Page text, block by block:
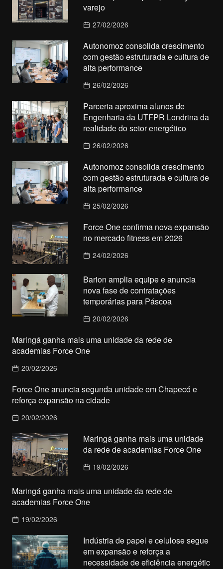
varejo
27/02/2026
Autonomoz consolida crescimento
com gestão estruturada e cultura de
alta performance
26/02/2026
Parceria aproxima alunos de
Engenharia da UTFPR Londrina da
realidade do setor energético
26/02/2026
Autonomoz consolida crescimento
com gestão estruturada e cultura de
alta performance
25/02/2026
Force One confirma nova expansão
no mercado fitness em 2026
24/02/2026
Barion amplia equipe e anuncia
nova fase de contratações
temporárias para Páscoa
20/02/2026
Maringá ganha mais uma unidade da rede de
academias Force One
20/02/2026
Force One anuncia segunda unidade em Chapecó e
reforça expansão na cidade
20/02/2026
Maringá ganha mais uma unidade
da rede de academias Force One
19/02/2026
Maringá ganha mais uma unidade da rede de
academias Force One
19/02/2026
Indústria de papel e celulose segue
em expansão e reforça a
necessidade de eficiência energétic